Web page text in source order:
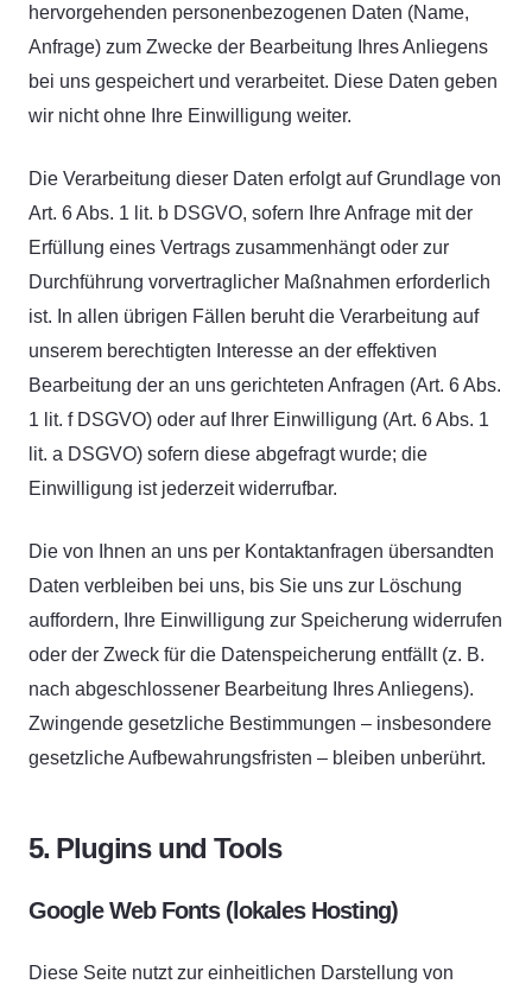
hervorgehenden personenbezogenen Daten (Name,
Anfrage) zum Zwecke der Bearbeitung Ihres Anliegens
bei uns gespeichert und verarbeitet. Diese Daten geben
wir nicht ohne Ihre Einwilligung weiter.
Die Verarbeitung dieser Daten erfolgt auf Grundlage von
Art. 6 Abs. 1 lit. b DSGVO, sofern Ihre Anfrage mit der
Erfüllung eines Vertrags zusammenhängt oder zur
Durchführung vorvertraglicher Maßnahmen erforderlich
ist. In allen übrigen Fällen beruht die Verarbeitung auf
unserem berechtigten Interesse an der effektiven
Bearbeitung der an uns gerichteten Anfragen (Art. 6 Abs.
1 lit. f DSGVO) oder auf Ihrer Einwilligung (Art. 6 Abs. 1
lit. a DSGVO) sofern diese abgefragt wurde; die
Einwilligung ist jederzeit widerrufbar.
Die von Ihnen an uns per Kontaktanfragen übersandten
Daten verbleiben bei uns, bis Sie uns zur Löschung
auffordern, Ihre Einwilligung zur Speicherung widerrufen
oder der Zweck für die Datenspeicherung entfällt (z. B.
nach abgeschlossener Bearbeitung Ihres Anliegens).
Zwingende gesetzliche Bestimmungen – insbesondere
gesetzliche Aufbewahrungsfristen – bleiben unberührt.
5. Plugins und Tools
Google Web Fonts (lokales Hosting)
Diese Seite nutzt zur einheitlichen Darstellung von